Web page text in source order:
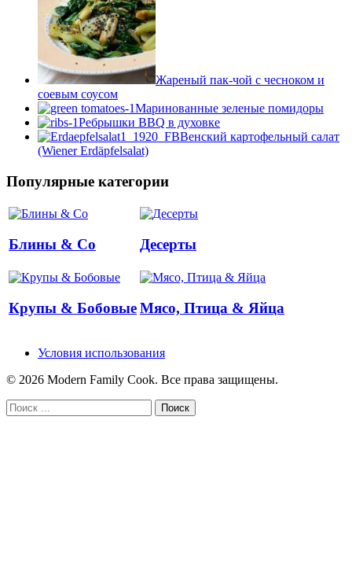
Жареный пак-чой с чесноком и
соевым соусом
Маринованные зеленые помидоры
Ребрышки BBQ в духовке
Венский картофельный салат
(Wiener Erdäpfelsalat)
Популярные категории
Блины & Co Десерты
Крупы & БобовыеМясо, Птица & Яйца
Условия использования
© 2026 Modern Family Cook. Все права защищены.